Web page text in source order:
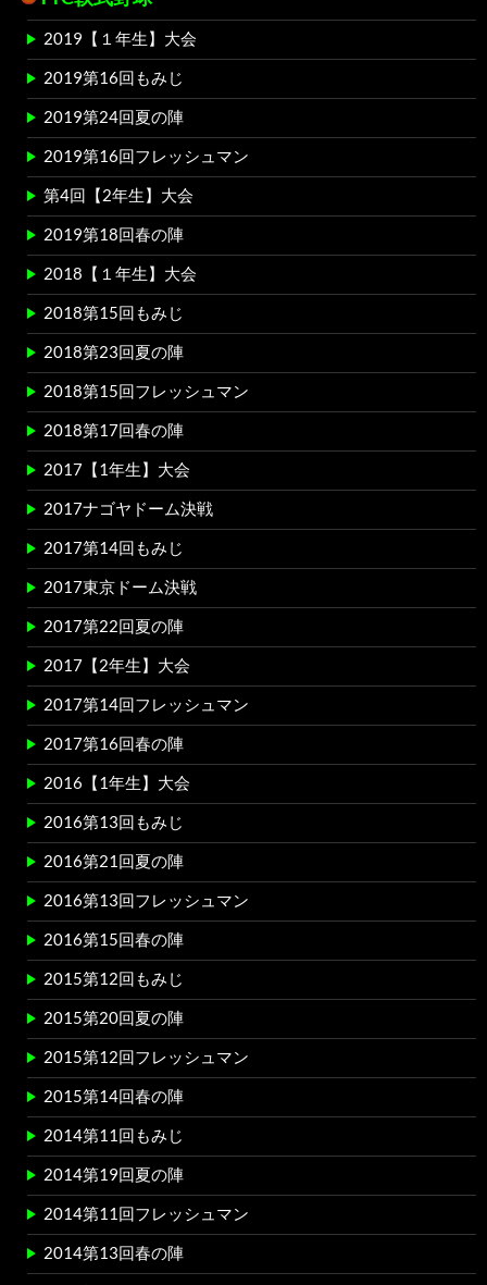
2019【１年生】大会
2019第16回もみじ
2019第24回夏の陣
2019第16回フレッシュマン
第4回【2年生】大会
2019第18回春の陣
2018【１年生】大会
2018第15回もみじ
2018第23回夏の陣
2018第15回フレッシュマン
2018第17回春の陣
2017【1年生】大会
2017ナゴヤドーム決戦
2017第14回もみじ
2017東京ドーム決戦
2017第22回夏の陣
2017【2年生】大会
2017第14回フレッシュマン
2017第16回春の陣
2016【1年生】大会
2016第13回もみじ
2016第21回夏の陣
2016第13回フレッシュマン
2016第15回春の陣
2015第12回もみじ
2015第20回夏の陣
2015第12回フレッシュマン
2015第14回春の陣
2014第11回もみじ
2014第19回夏の陣
2014第11回フレッシュマン
2014第13回春の陣